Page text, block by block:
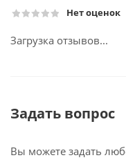
Нет оценок
Загрузка отзывов...
Задать вопрос
Вы можете задать